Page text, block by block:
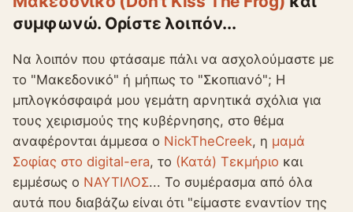
συμφωνώ. Ορίστε λοιπόν...
Να λοιπόν που φτάσαμε πάλι να ασχολούμαστε με
το "Μακεδονικό" ή μήπως το "Σκοπιανό"; Η
μπλογκόσφαιρά μου γεμάτη αρνητικά σχόλια για
τους χειρισμούς της κυβέρνησης, στο θέμα
αναφέρονται άμμεσα ο NickTheCreek, η μαμά
Σοφίας στο digital-era, το (Κατά) Τεκμήριο και
εμμέσως ο ΝΑΥΤΙΛΟΣ... Το συμέρασμα από όλα
αυτά που διαβάζω είναι ότι "είμαστε εναντίον της